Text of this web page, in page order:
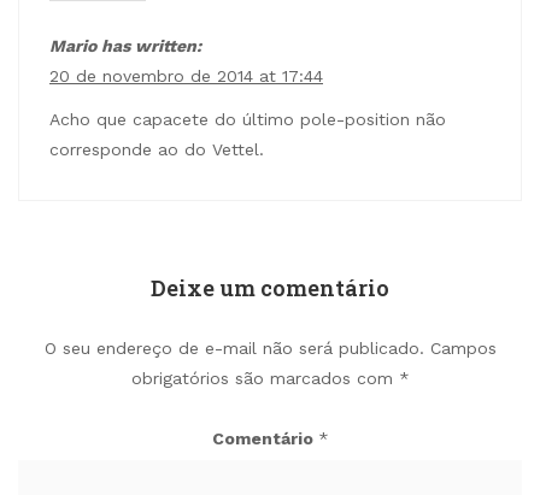
Mario has written:
20 de novembro de 2014 at 17:44
Acho que capacete do último pole-position não
corresponde ao do Vettel.
Deixe um comentário
O seu endereço de e-mail não será publicado. Campos
obrigatórios são marcados com *
Comentário *